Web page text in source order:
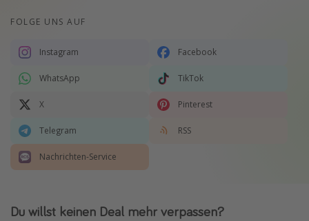
FOLGE UNS AUF
Instagram Facebook
WhatsApp TikTok
X Pinterest
Telegram RSS
Nachrichten-Service
Du willst keinen Deal mehr verpassen?